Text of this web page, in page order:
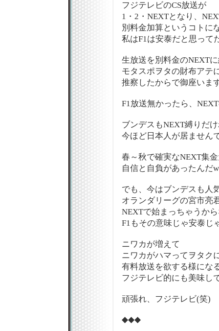
フジテレビのCS放送が
1・2・NEXTとなり、
別料金加算というコトに
私はF1は安泰だと思って
生放送を別料金のNEXT
モタスポヲタの財布アテ
推察したからで御座いま
F1放送無かったら、
ブンデスもNEXT縛りだ
今ほど日本人が居ません
春～秋で確実なNEXT集
自信と自負があったんだ
でも、今はブンデスも人
オランダリーグの宮市亮
NEXTで始まっちゃうか
F1もその意味じゃ安泰じ
ニワカが増えて
ニワカがハマってヲタク
有料放送を欲する様にな
フジテレビ的にも美味し
頑張れ、フジテレビ(笑)
◆◆◆